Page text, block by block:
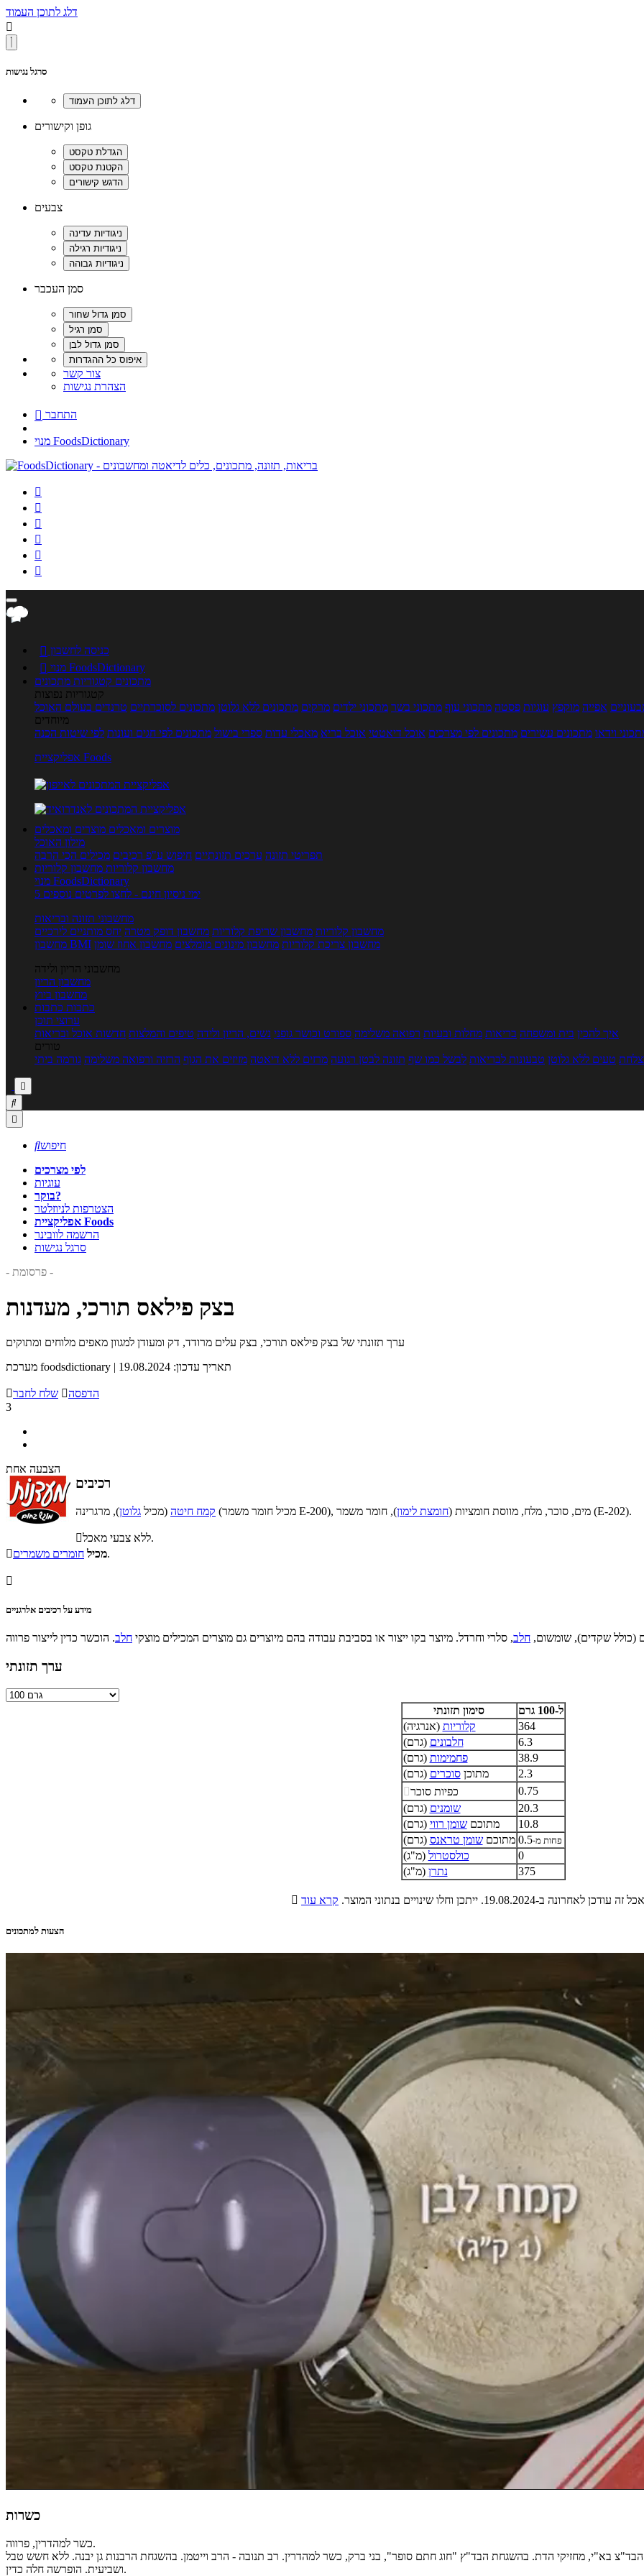
דלג לתוכן העמוד

סרגל נגישות
גופן וקישורים
צבעים
סמן העכבר
צור קשר
הצהרת נגישות
 התחבר
מנוי FoodsDictionary






 כניסה לחשבון

מנוי FoodsDictionary
מתכונים קטגוריות מתכונים
קטגוריות נפוצות
אפייה מוקפץ עוגיות פסטה מתכוני עוף מתכוני בשר מתכוני ילדים מרקים מתכונים ללא גלוטן מתכונים לסוכרתיים טרנדים בעולם האוכל
מיוחדים
וידאו מתכונים עשירים מתכונים לפי מצרכים אוכל דיאטטי אוכל בריא מאכלי עדות ספרי בישול מתכונים לפי חגים ועונות לפי שיטות הכנה
אפליקציית Foods
מוצרים ומאכלים מוצרים ומאכלים
מילון האוכל
תפריטי תזונה ערכים תזונתיים חיפוש ע"פ רכיבים מכילים הכי הרבה
מחשבון קלוריות מחשבון קלוריות
מנוי FoodsDictionary
5 ימי ניסיון חינם - לחצו לפרטים נוספים
מחשבוני תזונה ובריאות
מחשבון קלוריות מחשבון שריפת קלוריות מחשבון דופק מטרה יחס מותניים לירכיים
מחשבון BMI
מחשבון צריכת קלוריות מחשבון מינונים מומלצים מחשבון אחוז שומן
מחשבוני הריון ולידה
מחשבון הריון
מחשבון ביוץ
כתבות כתבות
ערוצי תוכן
איך להכין בית ומשפחה בריאות מחלות ובעיות רפואה משלימה ספורט וכושר גופני נשים, הריון ולידה טיפים והמלצות חדשות אוכל ובריאות
טורים
טעים ללא גלוטן טבעונות לבריאות לבשל כמו שף תזונה לבטן רגועה מרזים ללא דיאטה מזיזים את הגוף הרזיה ורפואה משלימה גורמה ביתי



חיפוש
לפי מצרכים
עוגיות
בוקר?
הצטרפות לניוזלטר
אפליקציית Foods
הרשמה לוובינר
סרגל נגישות
- פרסומת -
בצק פילאס תורכי, מעדנות
ערך תזונתי של בצק פילאס תורכי, בצק עלים מרודד, דק ומעודן למגוון מאפים מלוחים ומתוקים
מערכת foodsdictionary | תאריך עדכון: 19.08.2024
שלח לחבר הדפסה
3
הצבעה אחת
רכיבים
קמח חיטה (מכיל גלוטן ), מרגרינה (מכיל חומר משמר E-200), מים, סוכר, מלח, מווסת חומציות (חומצת לימון ), חומר משמר (E-202).

ללא צבעי מאכל.

מכיל חומרים משמרים .

מידע על רכיבים אלרגניים
(כולל שקדים), שומשום, חלב, סלרי וחרדל. מיוצר בקו ייצור או בסביבת עבודה בהם מיוצרים גם מוצרים המכילים מוצקי חלב
ערך תזונתי
סימון תזונתי
ל-100 גרם
קלוריות (אנרגיה)
364
חלבונים (גרם)
6.3
פחמימות (גרם)
38.9
מתוכןסוכרים (גרם)
2.3
כפיות סוכר
0.75
שומנים (גרם)
20.3
מתוכםשומן רווי (גרם)
10.8
מתוכםשומן טראנס (גרם) פחות מ-0.5
כולסטרול (מ"ג)
0
נתרן (מ"ג) 375
 לאחרונה ב-19.08.2024. ייתכן וחלו שינויים בנתוני המוצר. קרא עוד
הצעות למתכונים
כשרות
כשר למהדרין, פרווה.
בא"י, מחזיקי הדת. בהשגחת הבד"ץ "חוג חתם סופר", בני ברק, כשר למהדרין. רב תנובה - הרב וייטמן. בהשגחת הרבנות גן יבנה. ללא חשש טבל
ושביעית. הופרשה חלה כדין.